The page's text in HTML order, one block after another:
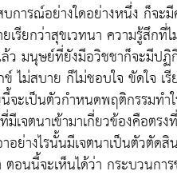
การณ์อย่างใดอย่างหนึ่ง ก็จะ
รียกว่าสุขเวทนา ความรู้สึกที่
ว มนุษย์ที่ยังมีอวิชชาก็จะมีป
ไม่สบาย ก็ไม่ชอบใจ ขัดใจ
เป็นตัวกำหนดพฤติกรรมทำใ
มีเจตนาเข้ามาเกี่ยวข้องคือต
อย่างไรนั้นมีเจตนาเป็นตัวตัด
อนนี้จะเห็นได้ว่า กระบวนกา